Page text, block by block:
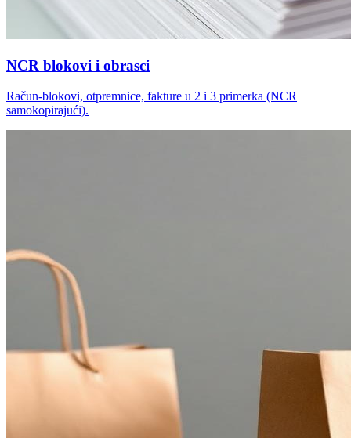
NCR blokovi i obrasci
Račun-blokovi, otpremnice, fakture u 2 i 3 primerka (NCR
samokopirajući).